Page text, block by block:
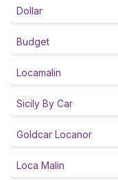
Dollar
Budget
Locamalin
Sicily By Car
Goldcar Locanor
Loca Malin